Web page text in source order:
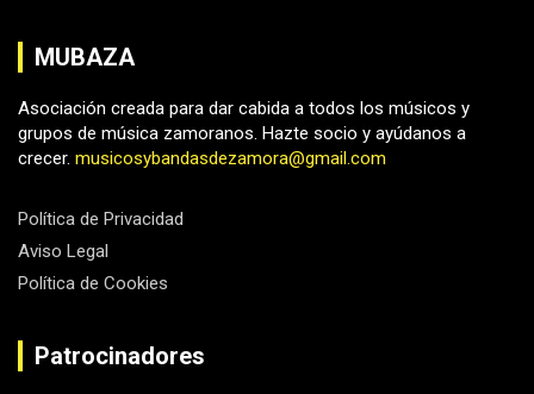
MUBAZA
Asociación creada para dar cabida a todos los músicos y
grupos de música zamoranos. Hazte socio y ayúdanos a
crecer. musicosybandasdezamora@gmail.com
Política de Privacidad
Aviso Legal
Política de Cookies
Patrocinadores